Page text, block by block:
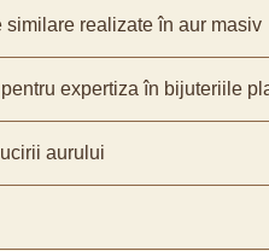
realizate în aur masiv
expertiza în bijuteriile
aurului